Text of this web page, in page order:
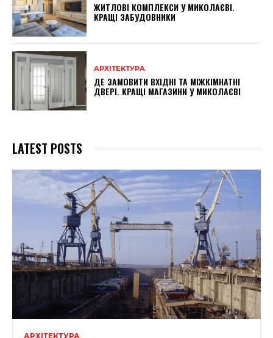
ЖИТЛОВІ КОМПЛЕКСИ У МИКОЛАЄВІ.
КРАЩІ ЗАБУДОВНИКИ
АРХІТЕКТУРА
ДЕ ЗАМОВИТИ ВХІДНІ ТА МІЖКІМНАТНІ
ДВЕРІ. КРАЩІ МАГАЗИНИ У МИКОЛАЄВІ
LATEST POSTS
АРХІТЕКТУРА